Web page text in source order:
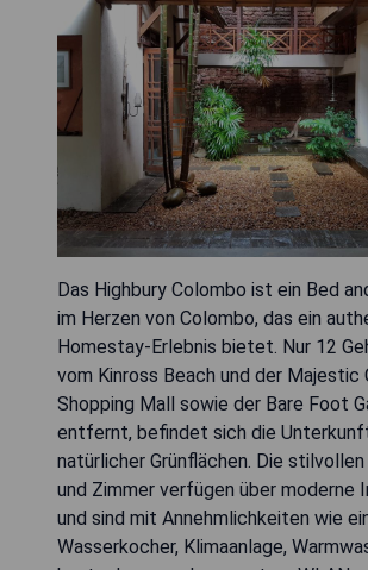
Das Highbury Colombo ist ein Bed
im Herzen von Colombo, das ein
Homestay-Erlebnis bietet. Nur 12
vom Kinross Beach und der Majestic
Shopping Mall sowie der Bare Foot
entfernt, befindet sich die
natürlicher Grünflächen. Die
und Zimmer verfügen über moderne
und sind mit Annehmlichkeiten wie
Wasserkocher, Klimaanlage,